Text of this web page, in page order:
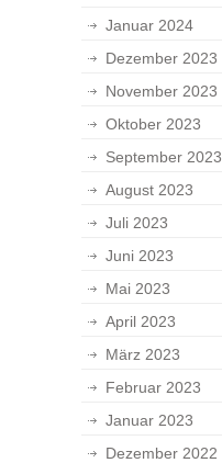
Januar 2024
Dezember 2023
November 2023
Oktober 2023
September 2023
August 2023
Juli 2023
Juni 2023
Mai 2023
April 2023
März 2023
Februar 2023
Januar 2023
Dezember 2022